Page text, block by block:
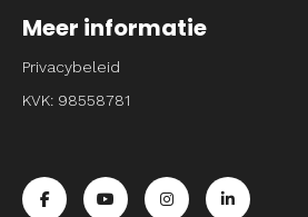
Meer informatie
Privacybeleid
KVK: 98558781
Ga naar de facebook pagina van
Ga naar de youtube pagina
Ga naar deGa naar